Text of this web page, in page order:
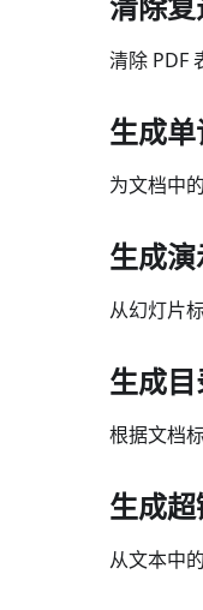
清除 PDF
生成
为文档中
生成
从幻灯片
生成
根据文档
生成
从文本中